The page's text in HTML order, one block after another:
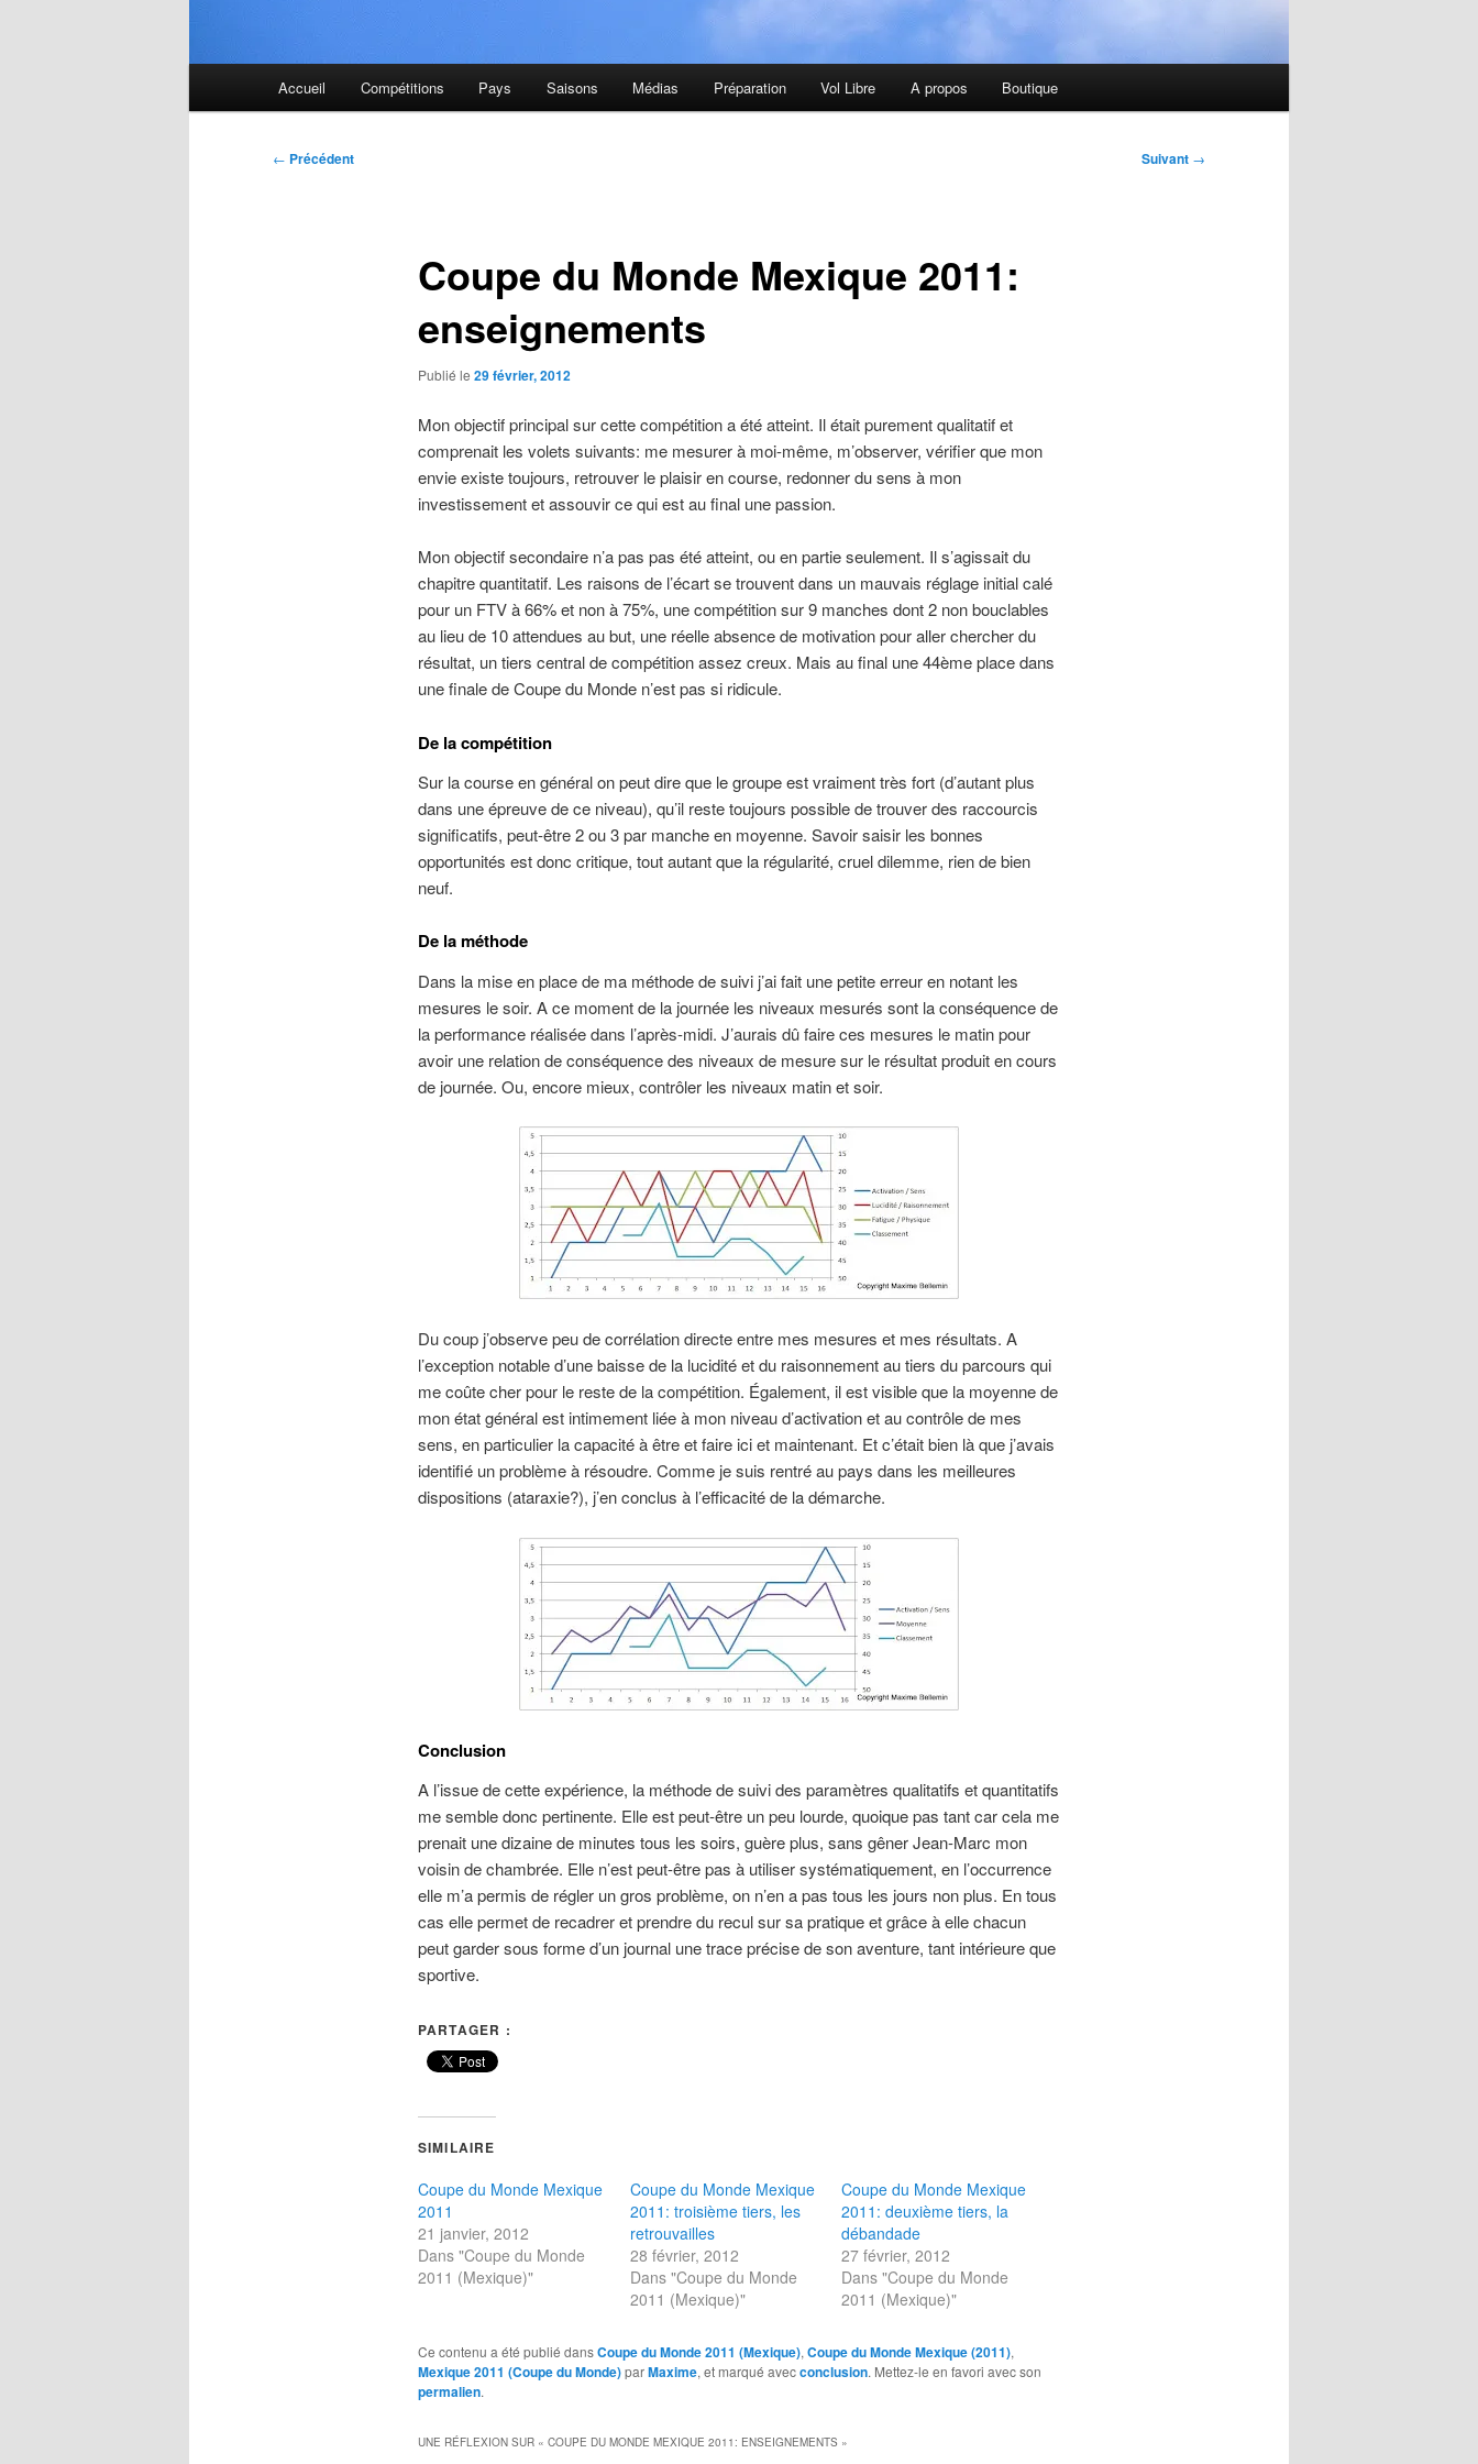
Accueil Compétitions Pays Saisons Médias Préparation Vol Libre A propos Boutique
Navigation
← Précédent Suivant →
Coupe du Monde Mexique 2011:
enseignements
Publié le 29 février, 2012
Mon objectif principal sur cette compétition a été atteint. Il était purement qualitatif et
comprenait les volets suivants: me mesurer à moi-même, m’observer, vérifier que mon
envie existe toujours, retrouver le plaisir en course, redonner du sens à mon
investissement et assouvir ce qui est au final une passion.
Mon objectif secondaire n’a pas pas été atteint, ou en partie seulement. Il s’agissait du
chapitre quantitatif. Les raisons de l’écart se trouvent dans un mauvais réglage initial calé
pour un FTV à 66% et non à 75%, une compétition sur 9 manches dont 2 non bouclables
au lieu de 10 attendues au but, une réelle absence de motivation pour aller chercher du
résultat, un tiers central de compétition assez creux. Mais au final une 44ème place dans
une finale de Coupe du Monde n’est pas si ridicule.
De la compétition
Sur la course en général on peut dire que le groupe est vraiment très fort (d’autant plus
dans une épreuve de ce niveau), qu’il reste toujours possible de trouver des raccourcis
significatifs, peut-être 2 ou 3 par manche en moyenne. Savoir saisir les bonnes
opportunités est donc critique, tout autant que la régularité, cruel dilemme, rien de bien
neuf.
De la méthode
Dans la mise en place de ma méthode de suivi j’ai fait une petite erreur en notant les
mesures le soir. A ce moment de la journée les niveaux mesurés sont la conséquence de
la performance réalisée dans l’après-midi. J’aurais dû faire ces mesures le matin pour
avoir une relation de conséquence des niveaux de mesure sur le résultat produit en cours
de journée. Ou, encore mieux, contrôler les niveaux matin et soir.
Du coup j’observe peu de corrélation directe entre mes mesures et mes résultats. A
l’exception notable d’une baisse de la lucidité et du raisonnement au tiers du parcours qui
me coûte cher pour le reste de la compétition. Également, il est visible que la moyenne de
mon état général est intimement liée à mon niveau d’activation et au contrôle de mes
sens, en particulier la capacité à être et faire ici et maintenant. Et c’était bien là que j’avais
identifié un problème à résoudre. Comme je suis rentré au pays dans les meilleures
dispositions (ataraxie?), j’en conclus à l’efficacité de la démarche.
Conclusion
A l’issue de cette expérience, la méthode de suivi des paramètres qualitatifs et quantitatifs
me semble donc pertinente. Elle est peut-être un peu lourde, quoique pas tant car cela me
prenait une dizaine de minutes tous les soirs, guère plus, sans gêner Jean-Marc mon
voisin de chambrée. Elle n’est peut-être pas à utiliser systématiquement, en l’occurrence
elle m’a permis de régler un gros problème, on n’en a pas tous les jours non plus. En tous
cas elle permet de recadrer et prendre du recul sur sa pratique et grâce à elle chacun
peut garder sous forme d’un journal une trace précise de son aventure, tant intérieure que
sportive.
PARTAGER :
SIMILAIRE
Coupe du Monde Mexique
2011
21 janvier, 2012
Dans "Coupe du Monde
2011 (Mexique)"
Coupe du Monde Mexique
2011: troisième tiers, les
retrouvailles
28 février, 2012
Dans "Coupe du Monde
2011 (Mexique)"
Coupe du Monde Mexique
2011: deuxième tiers, la
débandade
27 février, 2012
Dans "Coupe du Monde
2011 (Mexique)"
Ce contenu a été publié dansCoupe du Monde 2011 (Mexique), Coupe du Monde Mexique (2011),
Mexique 2011 (Coupe du Monde)parMaxime, et marqué avecconclusion. Mettez-le en favori avec son
permalien.
UNE RÉFLEXION SUR « COUPE DU MONDE MEXIQUE 2011: ENSEIGNEMENTS»